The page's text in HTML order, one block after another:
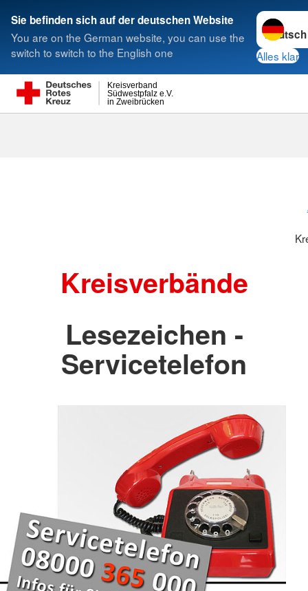
Sie befinden sich auf der deutschen Website
You are on the German website, you can use the
switch to switch to the English one
Sprache
Alles klar
in Zweibrücken
Südwestpfalz e.V.
Kreisverband
Suche
Kreisverbände
Lesezeichen -
Servicetelefon